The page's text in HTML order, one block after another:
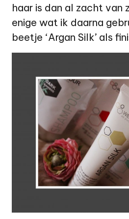
haar is dan al zacht van
enige wat ik daarna
beetje ‘Argan Silk’ als